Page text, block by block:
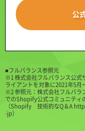
公
■フルバランス参照元
※1 株式会社フルバランス公式
ライアントを対象に2021年5月
※2 参照元：株式会社フルバラ
でのShopify公式コミュニティ
（Shopify 技術的なQ＆A
-jp）